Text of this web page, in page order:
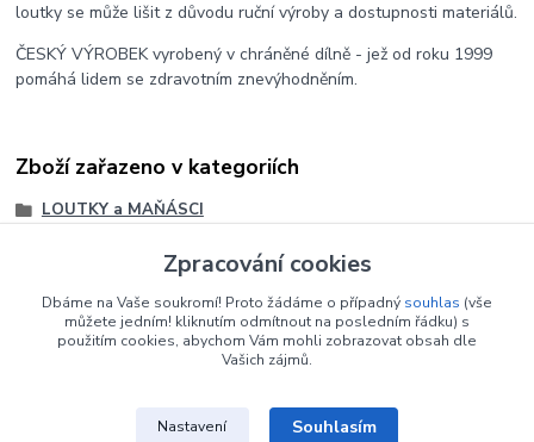
loutky se může lišit z důvodu ruční výroby a dostupnosti materiálů.
ČESKÝ VÝROBEK vyrobený v chráněné dílně - jež od roku 1999
pomáhá lidem se zdravotním znevýhodněním.
Zboží zařazeno v kategoriích
LOUTKY a MAŇÁSCI
LOUTKY s dřevěnou hlavičkou
Zpracování cookies
Dbáme na Vaše soukromí! Proto žádáme o případný souhlas (vše
můžete jedním! kliknutím odmítnout na posledním řádku) s
použitím cookies, abychom Vám mohli zobrazovat obsah dle
Vašich zájmů.
Nastavení Souhlasím